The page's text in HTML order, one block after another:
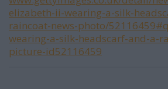
elizabeth-ii-wearing-a-silk-
raincoat-news-photo/
wearing-a-silk-headscarf-and-a-
picture-id52116459